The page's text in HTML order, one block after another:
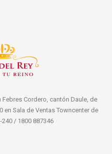
Febres Cordero, cantón Daule, de
en Sala de Ventas Towncenter de
240 / 1800 887346